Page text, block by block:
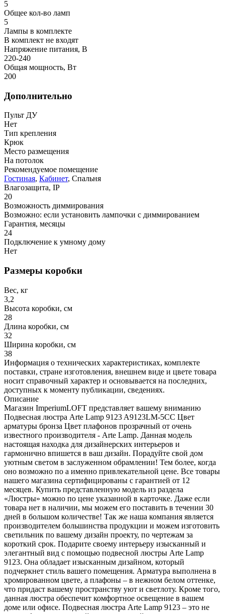
5
Общее кол-во ламп
5
Лампы в комплекте
В комплект не входят
Напряжение питания, В
220-240
Общая мощность, Вт
200
Дополнительно
Пульт ДУ
Нет
Тип крепления
Крюк
Место размещения
На потолок
Рекомендуемое помещение
Гостиная, Кабинет, Спальня
Влагозащита, IP
20
Возможность диммирования
Возможно: если установить лампочки с диммированием
Гарантия, месяцы
24
Подключение к умному дому
Нет
Размеры коробки
Вес, кг
3,2
Высота коробки, см
28
Длина коробки, см
32
Ширина коробки, см
38
Информация о технических характеристиках, комплекте
поставки, стране изготовления, внешнем виде и цвете товара
носит справочный характер и основывается на последних,
доступных к моменту публикации, сведениях.
Описание
Магазин ImperiumLOFT представляет вашему вниманию
Подвесная люстра Arte Lamp 9123 A9123LM-5CC Цвет
арматуры бронза Цвет плафонов прозрачный от очень
известного производителя - Arte Lamp. Данная модель
настоящая находка для дизайнерских интерьеров и
гармонично впишется в ваш дизайн. Порадуйте свой дом
уютным светом в заслуженном обрамлении! Тем более, когда
оно возможно по а именно привлекательной цене. Все товары
нашего магазина сертифицированы с гарантией от 12
месяцев. Купить представленную модель из раздела
«Люстры» можно по цене указанной в карточке. Даже если
товара нет в наличии, мы можем его поставить в течении 30
дней в большом количестве! Так же наша компания является
производителем большинства продукции и можем изготовить
светильник по вашему дизайн проекту, по чертежам за
короткий срок. Подарите своему интерьеру изысканный и
элегантный вид с помощью подвесной люстры Arte Lamp
9123. Она обладает изысканным дизайном, который
подчеркнет стиль вашего помещения. Арматура выполнена в
хромированном цвете, а плафоны – в нежном белом оттенке,
что придаст вашему пространству уют и светлоту. Кроме того,
данная люстра обеспечит комфортное освещение в вашем
доме или офисе. Подвесная люстра Arte Lamp 9123 – это не